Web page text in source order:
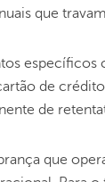
que
de
de
que